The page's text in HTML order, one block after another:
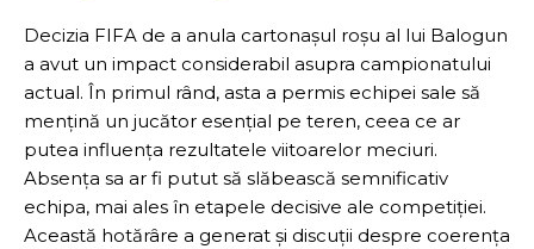
Decizia FIFA de a anula cartonașul roșu al lui Balogun
a avut un impact considerabil asupra campionatului
actual. În primul rând, asta a permis echipei sale să
mențină un jucător esențial pe teren, ceea ce ar
putea influența rezultatele viitoarelor meciuri.
Absența sa ar fi putut să slăbească semnificativ
echipa, mai ales în etapele decisive ale competiției.
Această hotărâre a generat și discuții despre coerența